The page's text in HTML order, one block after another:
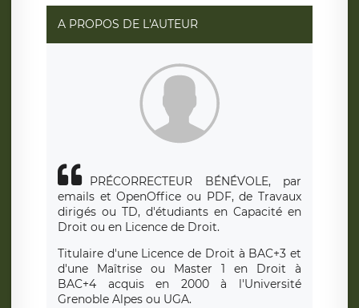
A PROPOS DE L'AUTEUR
PRÉCORRECTEUR BÉNÉVOLE, par
emails et OpenOffice ou PDF, de Travaux
dirigés ou TD, d'étudiants en Capacité en
Droit ou en Licence de Droit.
Titulaire d'une Licence de Droit à BAC+3 et
d'une Maîtrise ou Master 1 en Droit à
BAC+4 acquis en 2000 à l'Université
Grenoble Alpes ou UGA.